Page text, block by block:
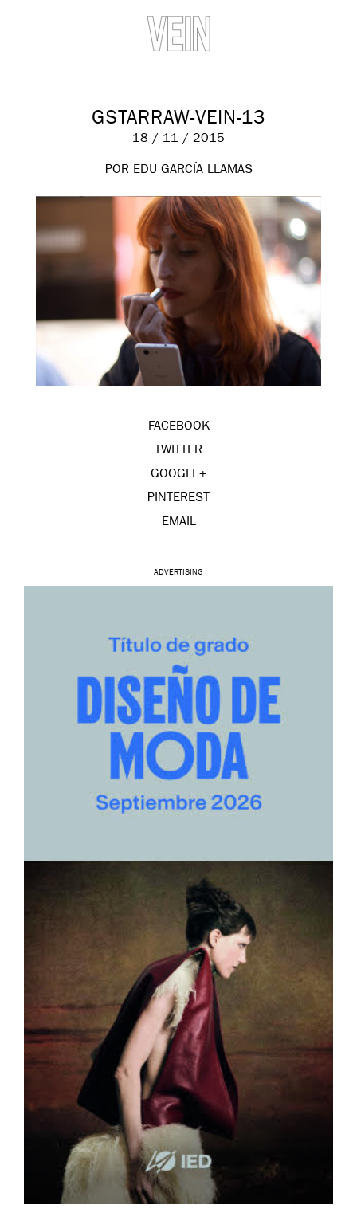
GSTARRAW-VEIN-13
18 / 11 / 2015
POR EDU GARCÍA LLAMAS
FACEBOOK
TWITTER
GOOGLE+
PINTEREST
EMAIL
ADVERTISING